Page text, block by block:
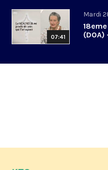
07:41
Mardi
(DOA)